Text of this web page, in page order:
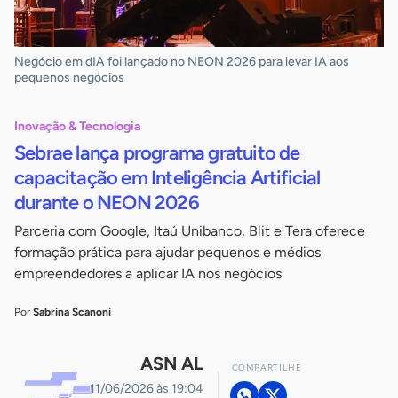
Negócio em dIA foi lançado no NEON 2026 para levar IA aos
pequenos negócios
Inovação & Tecnologia
Sebrae lança programa gratuito de
capacitação em Inteligência Artificial
durante o NEON 2026
Parceria com Google, Itaú Unibanco, Blit e Tera oferece
formação prática para ajudar pequenos e médios
empreendedores a aplicar IA nos negócios
Por Sabrina Scanoni
ASN AL
11/06/2026 às 19:04
COMPARTILHE